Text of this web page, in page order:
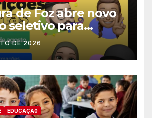
de Foz abre novo
seletivo para
DE 2026
EDUCAÇÃ0